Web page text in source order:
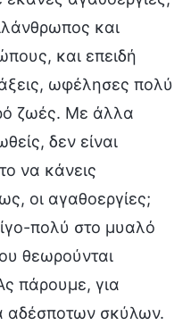
και
και επειδή
ωφέλησες πολύ
ζωές. Με άλλα
δεν είναι
να κάνεις
οι αγαθοεργίες;
πολύ στο μυαλό
θεωρούνται
πάρουμε, για
αδέσποτων σκύλων.